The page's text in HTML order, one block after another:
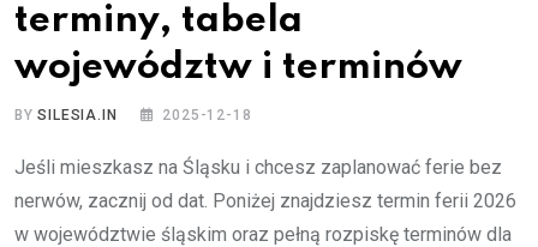
terminy, tabela
województw i terminów
BYSILESIA.IN 2025-12-18
Jeśli mieszkasz na Śląsku i chcesz zaplanować ferie bez
nerwów, zacznij od dat. Poniżej znajdziesz termin ferii 2026
w województwie śląskim oraz pełną rozpiskę terminów dla